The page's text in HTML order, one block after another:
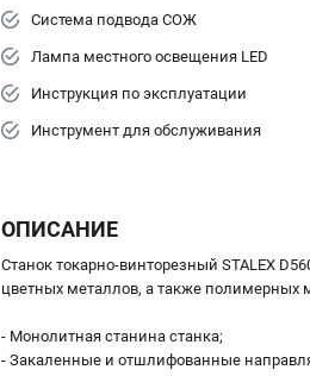
Система подвода СОЖ
Лампа местного освещения LED
Инструкция по эксплуатации
Инструмент для обслуживания
ОПИСАНИЕ
Станок токарно-винторезный STALEX
цветных металлов, а также полимерных
- Монолитная станина станка;
- Закаленные и отшлифованные